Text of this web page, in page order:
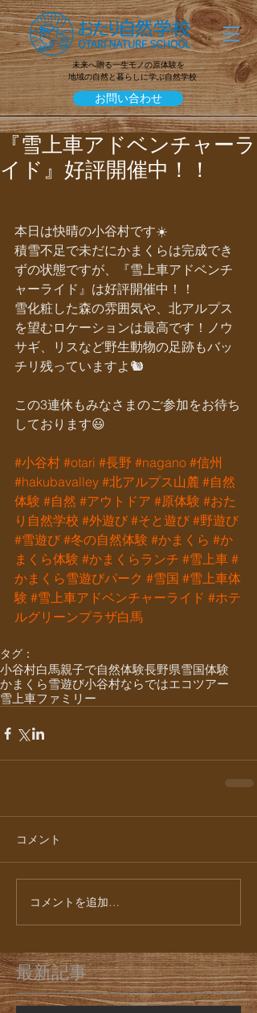
未来へ贈る一生モノの原体験を
地域の自然と暮らしに学ぶ自然学校
お問い合わせ
『雪上車アドベンチャーラ
イド』好評開催中！！
本日は快晴の小谷村です☀️
積雪不足で未だにかまくらは完成でき
ずの状態ですが、『雪上車アドベンチ
ャーライド』は好評開催中！！
雪化粧した森の雰囲気や、北アルプス
を望むロケーションは最高です！ノウ
サギ、リスなど野生動物の足跡もバッ
チリ残っていますよ🐿
この3連休もみなさまのご参加をお待ち
しております😃
#小谷村 #otari #長野 #nagano #信州
#hakubavalley #北アルプス山麓 #自然
体験 #自然 #アウトドア #原体験 #おた
り自然学校 #外遊び #そと遊び #野遊び
#雪遊び #冬の自然体験 #かまくら #か
まくら体験 #かまくらランチ #雪上車 #
かまくら雪遊びパーク #雪国 #雪上車体
験 #雪上車アドベンチャーライド #ホテ
ルグリーンプラザ白馬
タグ：
小谷村白馬親子で自然体験長野県雪国体験
かまくら雪遊び小谷村ならではエコツアー
雪上車ファミリー
コメント
コメントを追加…
最新記事